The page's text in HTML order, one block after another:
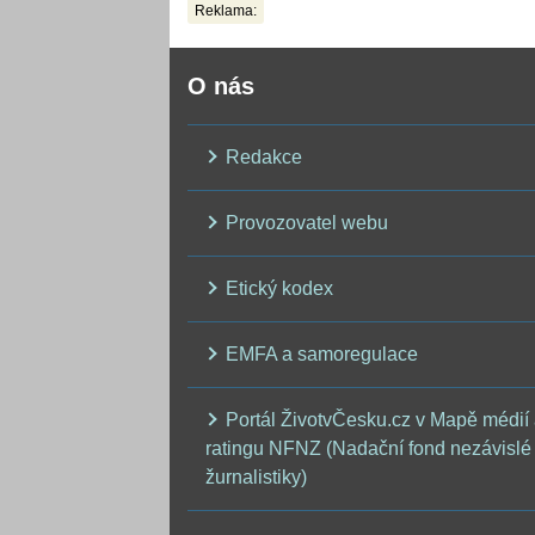
Reklama:
O nás
Redakce
Provozovatel webu
Etický kodex
EMFA a samoregulace
Portál ŽivotvČesku.cz v Mapě médií
ratingu NFNZ (Nadační fond nezávislé
žurnalistiky)